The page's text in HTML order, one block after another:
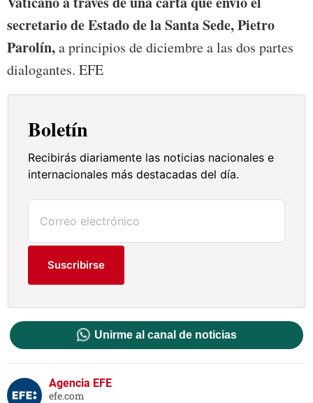
secretario de Estado de la Santa Sede, Pietro
Parolín,a principios de diciembre a las dos partes
dialogantes. EFE
Boletín
Recibirás diariamente las noticias nacionales e
internacionales más destacadas del día.
Suscribirse
Unirme al canal de noticias
Agencia EFE
efe.com